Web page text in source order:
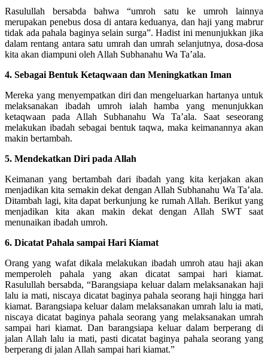
Rasulullah bersabda bahwa “umroh satu ke umroh lainnya
merupakan penebus dosa di antara keduanya, dan haji yang mabrur
tidak ada pahala baginya selain surga”. Hadist ini menunjukkan jika
dalam rentang antara satu umrah dan umrah selanjutnya, dosa-dosa
kita akan diampuni oleh Allah Subhanahu Wa Ta’ala.
4. Sebagai Bentuk Ketaqwaan dan Meningkatkan Iman
Mereka yang menyempatkan diri dan mengeluarkan hartanya untuk
melaksanakan ibadah umroh ialah hamba yang menunjukkan
ketaqwaan pada Allah Subhanahu Wa Ta’ala. Saat seseorang
melakukan ibadah sebagai bentuk taqwa, maka keimanannya akan
makin bertambah.
5. Mendekatkan Diri pada Allah
Keimanan yang bertambah dari ibadah yang kita kerjakan akan
menjadikan kita semakin dekat dengan Allah Subhanahu Wa Ta’ala.
Ditambah lagi, kita dapat berkunjung ke rumah Allah. Berikut yang
menjadikan kita akan makin dekat dengan Allah SWT saat
menunaikan ibadah umroh.
6. Dicatat Pahala sampai Hari Kiamat
Orang yang wafat dikala melakukan ibadah umroh atau haji akan
memperoleh pahala yang akan dicatat sampai hari kiamat.
Rasulullah bersabda, “Barangsiapa keluar dalam melaksanakan haji
lalu ia mati, niscaya dicatat baginya pahala seorang haji hingga hari
kiamat. Barangsiapa keluar dalam melaksanakan umrah lalu ia mati,
niscaya dicatat baginya pahala seorang yang melaksanakan umrah
sampai hari kiamat. Dan barangsiapa keluar dalam berperang di
jalan Allah lalu ia mati, pasti dicatat baginya pahala seorang yang
berperang di jalan Allah sampai hari kiamat.”